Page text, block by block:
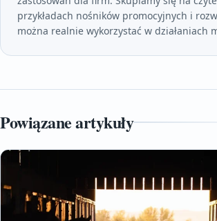
przykładach nośników promocyjnych i
można realnie wykorzystać w działaniach
Powiązane artykuły